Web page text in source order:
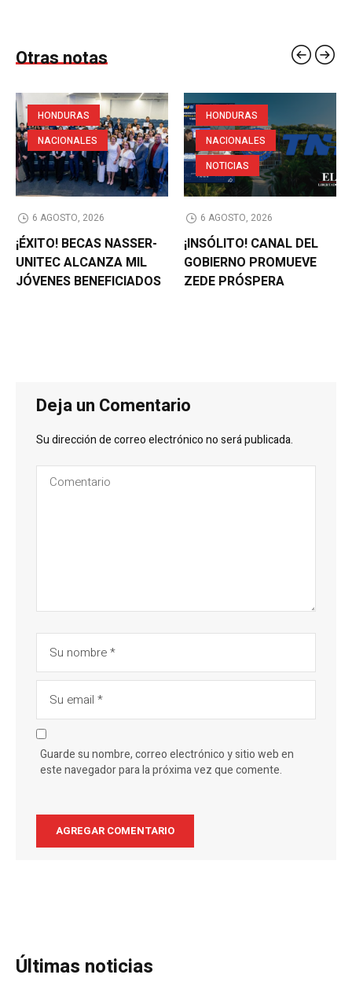
Otras notas
HONDURAS
NACIONALES
6 AGOSTO, 2026
¡ÉXITO! BECAS NASSER-
UNITEC ALCANZA MIL
JÓVENES BENEFICIADOS
HONDURAS
NACIONALES
NOTICIAS
6 AGOSTO, 2026
¡INSÓLITO! CANAL DEL
GOBIERNO PROMUEVE
ZEDE PRÓSPERA
Deja un Comentario
Su dirección de correo electrónico no será publicada.
Guarde su nombre, correo electrónico y sitio web en
este navegador para la próxima vez que comente.
Últimas noticias